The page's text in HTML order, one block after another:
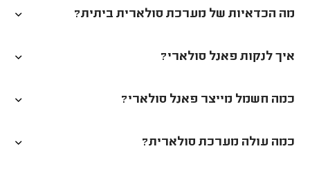
מה הכדאיות של מערכת סולארית ביתית?
איך לנקות פאנל סולארי?
כמה חשמל מייצר פאנל סולארי?
כמה עולה מערכת סולארית?